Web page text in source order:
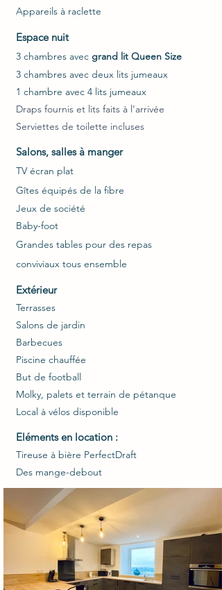
Appareils à raclette
Espace nuit
3 chambres avec grand lit Queen Size
3 chambres avec deux lits jumeaux
1 chambre avec 4 lits jumeaux
Draps fournis et lits faits à l’arrivée
Serviettes de toilette incluses
Salons, salles à manger
TV écran plat
Gîtes équipés de la fibre
Jeux de société
Baby-foot
Grandes tables pour des repas
conviviaux tous ensemble
Extérieur
Terrasses
Salons de jardin
Barbecues
Piscine chauffée
But de football
Molky, palets et terrain de pétanque
Local à vélos disponible
Eléments en location :
Tireuse à bière PerfectDraft
Des mange-debout